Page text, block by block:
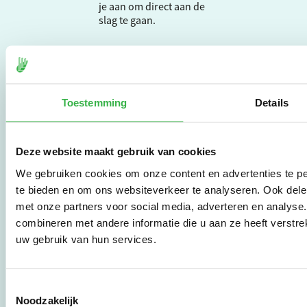
Toestemming Details
Deze website maakt gebruik van cookies
We gebruiken cookies om onze content en advertenties te
te bieden en om ons websiteverkeer te analyseren. Ook
met onze partners voor social media, adverteren en
combineren met andere informatie die u aan ze heeft
uw gebruik van hun services.
Noodzakelijk
je aan om direct aan de
slag te gaan.
Stichting Stimular
vertaalt de groeiende
duurzaamheid naar
instrumenten en
werkwijzen voor
bedrijven,
brancheverenigingen,
zorgaanbieders.